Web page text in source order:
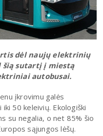
dėl naujų elektrinių
šią sutartį į miestą
autobusai.
įkrovimu galės
50 keleivių. Ekologiški
su negalia, o net 85% šio
sąjungos lėšų.